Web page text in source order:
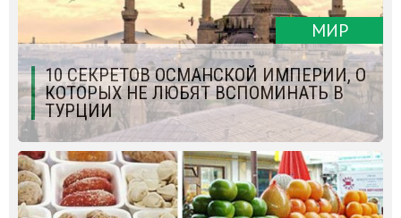
МИР
10 СЕКРЕТОВ ОСМАНСКОЙ ИМПЕРИИ, О
КОТОРЫХ НЕ ЛЮБЯТ ВСПОМИНАТЬ В
ТУРЦИИ